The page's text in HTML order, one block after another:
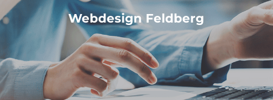
Webdesign Feldberg